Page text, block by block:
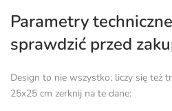
Parametry
sprawdzić przed
Design to nie wszystko; liczy się też
25x25 cm zerknij na te dane: